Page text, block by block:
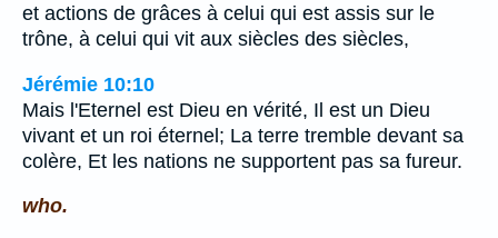
et actions de grâces à celui qui est assis sur le
trône, à celui qui vit aux siècles des siècles,
Jérémie 10:10
Mais l'Eternel est Dieu en vérité, Il est un Dieu
vivant et un roi éternel; La terre tremble devant sa
colère, Et les nations ne supportent pas sa fureur.
who.